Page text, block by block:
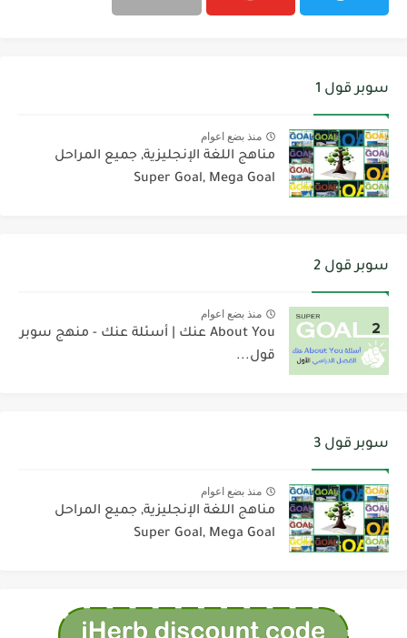
سوبر قول 1
منذ بضع اعوام
مناهج اللغة الإنجليزية, جميع المراحل
Super Goal, Mega Goal
سوبر قول 2
منذ بضع اعوام
About You عنك | أسئلة عنك - منهج سوبر
قول...
سوبر قول 3
منذ بضع اعوام
مناهج اللغة الإنجليزية, جميع المراحل
Super Goal, Mega Goal